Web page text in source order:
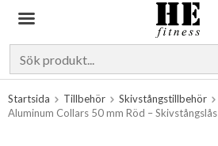
Startsida Tillbehör Skivstångstillbehör
Aluminum Collars 50 mm Röd – Skivstångslås